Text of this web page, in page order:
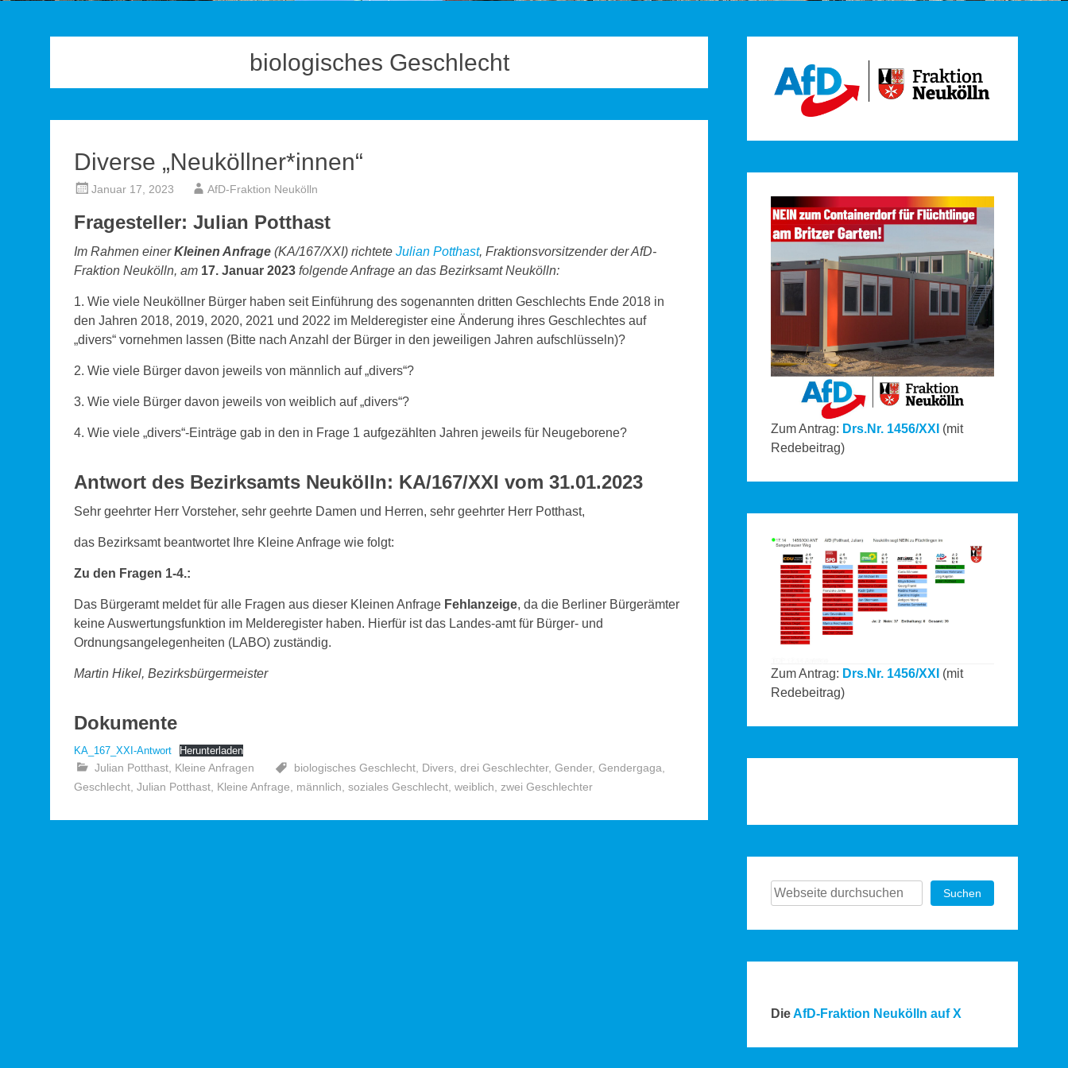
biologisches Geschlecht
Diverse „Neuköllner*innen“
Januar 17, 2023 AfD-Fraktion Neukölln
Fragesteller: Julian Potthast
Im Rahmen einerKleinen Anfrage (KA/167/XXI) richtete Julian Potthast, Fraktionsvorsitzender der AfD-
Fraktion Neukölln, am 17. Januar 2023 folgende Anfrage an das Bezirksamt Neukölln:
1. Wie viele Neuköllner Bürger haben seit Einführung des sogenannten dritten Geschlechts Ende 2018 in
den Jahren 2018, 2019, 2020, 2021 und 2022 im Melderegister eine Änderung ihres Geschlechtes auf
„divers“ vornehmen lassen (Bitte nach Anzahl der Bürger in den jeweiligen Jahren aufschlüsseln)?
2. Wie viele Bürger davon jeweils von männlich auf „divers“?
3. Wie viele Bürger davon jeweils von weiblich auf „divers“?
4. Wie viele „divers“-Einträge gab in den in Frage 1 aufgezählten Jahren jeweils für Neugeborene?
Antwort des Bezirksamts Neukölln: KA/167/XXI vom 31.01.2023
Sehr geehrter Herr Vorsteher, sehr geehrte Damen und Herren, sehr geehrter Herr Potthast,
das Bezirksamt beantwortet Ihre Kleine Anfrage wie folgt:
Zu den Fragen 1-4.:
Das Bürgeramt meldet für alle Fragen aus dieser Kleinen Anfrage Fehlanzeige, da die Berliner Bürgerämter
keine Auswertungsfunktion im Melderegister haben. Hierfür ist das Landes-amt für Bürger- und
Ordnungsangelegenheiten (LABO) zuständig.
Martin Hikel, Bezirksbürgermeister
Dokumente
KA_167_XXI-Antwort Herunterladen
Julian Potthast Kleine Anfragen biologisches Geschlecht Divers drei Geschlechter, Gender, Gendergaga
Geschlecht Julian Potthast Kleine Anfrage männlich soziales Geschlecht weiblich zwei Geschlechter
Zum Antrag: Drs.Nr. 1456/XXI (mit
Redebeitrag)
Zum Antrag: Drs.Nr. 1456/XXI (mit
Redebeitrag)
Suchen Suchen
DieAfD-Fraktion Neukölln auf X